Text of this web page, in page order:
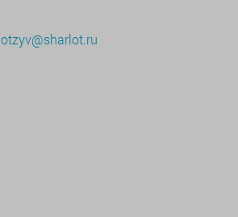
otzyv@sharlot.ru